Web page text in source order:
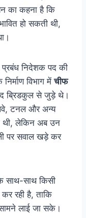
का कहना है कि
हो सकती थी,
निदेशक पद की
विभाग मेंचीफ
ब्रिडकुल से जुड़े थे।
टनल और अन्य
थी, लेकिन अब उन
पर सवाल खड़े कर
साथ-साथ किसी
रही है, ताकि
सामने लाई जा सके।